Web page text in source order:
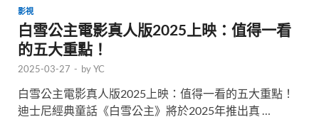
影視
白雪公主電影真人版2025上映：值得一看
的五大重點！
2025-03-27 - byYC
白雪公主電影真人版2025上映：值得一看的五大重點！
迪士尼經典童話《白雪公主》將於2025年推出真 …